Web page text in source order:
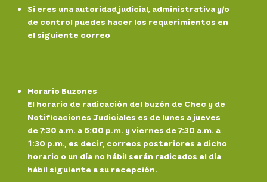
Si eres una autoridad judicial, administrativa y/o
de control puedes hacer los requerimientos en
el siguiente correo
Horario Buzones
El horario de radicación del buzón de Chec y de
Notificaciones Judiciales es de lunes a jueves
de 7:30 a.m. a 6:00 p.m. y viernes de 7:30 a.m. a
1:30 p.m., es decir, correos posteriores a dicho
horario o un día no hábil serán radicados el día
hábil siguiente a su recepción.